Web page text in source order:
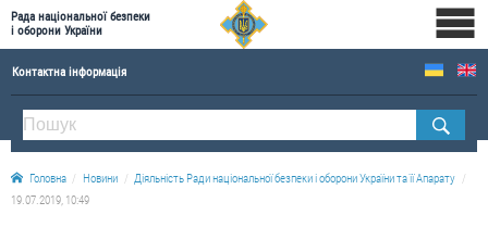
Рада національної безпеки
і оборони України
Контактна інформація
ПРО РНБОУ
Склад Ради національної безпеки і оборони України
Апарат Ради національної безпеки і оборони України
Головна Новини
Діяльність Ради національної безпеки і оборони України та її Апарату
19.07.2019, 10:49